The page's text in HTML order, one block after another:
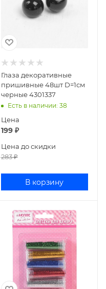
Глаза декоративные
пришивные 48шт D=1см
черные 4301337
Есть в наличии: 38
Цена
199₽
Цена до скидки
283₽
В корзину